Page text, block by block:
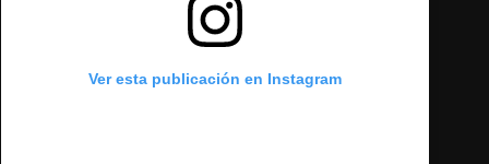
Ver esta publicación en Instagram